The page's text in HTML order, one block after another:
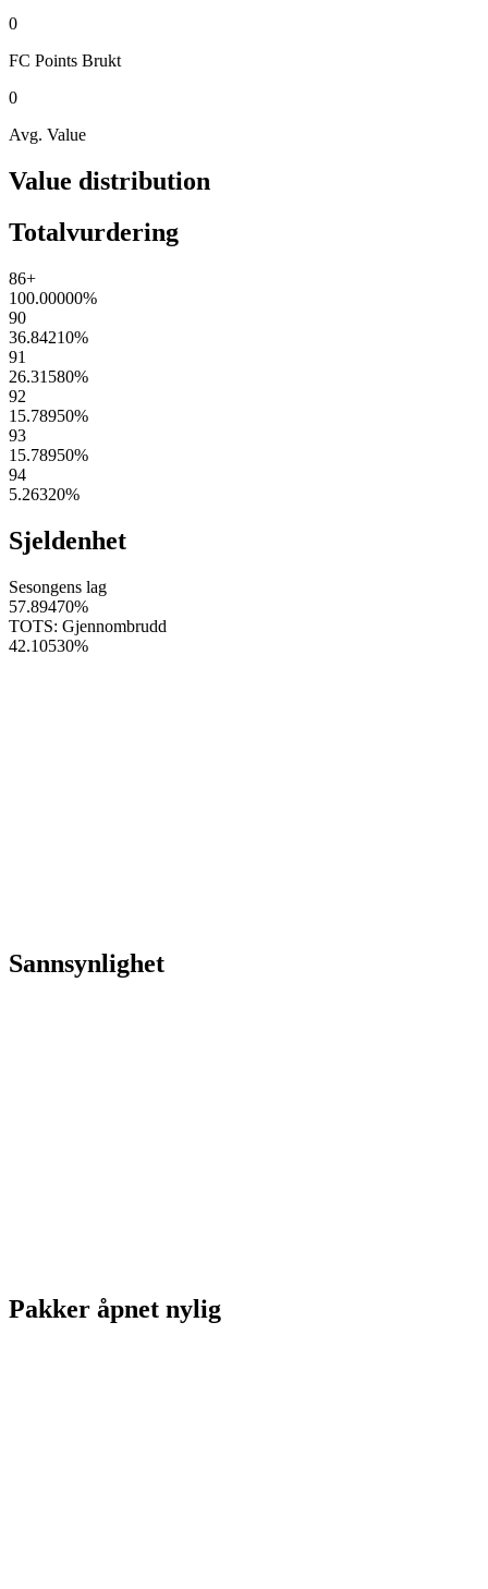
0
FC Points Brukt
0
Avg. Value
Value distribution
Totalvurdering
86+
100.00000%
90
36.84210%
91
26.31580%
92
15.78950%
93
15.78950%
94
5.26320%
Sjeldenhet
Sesongens lag
57.89470%
TOTS: Gjennombrudd
42.10530%
Sannsynlighet
Pakker åpnet nylig